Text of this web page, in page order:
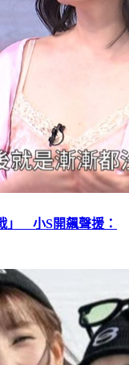
」 小S開飆聲援：